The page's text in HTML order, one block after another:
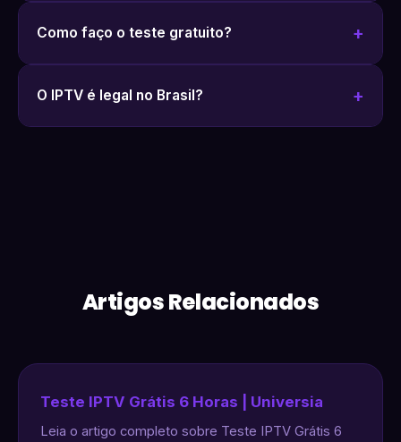
Como faço o teste gratuito?
O IPTV é legal no Brasil?
Artigos Relacionados
Teste IPTV Grátis 6 Horas | Universia
Leia o artigo completo sobre Teste IPTV Grátis 6